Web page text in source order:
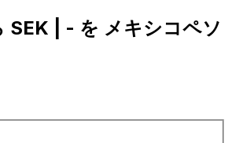
SEK | - を メキシコペソ